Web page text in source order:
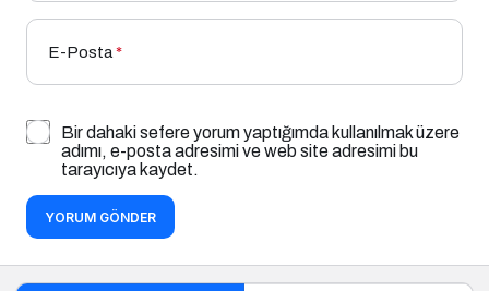
E-Posta*
Bir dahaki sefere yorum yaptığımda kullanılmak üzere
adımı, e-posta adresimi ve web site adresimi bu
tarayıcıya kaydet.
YORUM GÖNDER